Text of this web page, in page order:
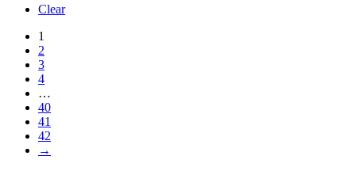
Clear
1
2
3
4
…
40
41
42
→